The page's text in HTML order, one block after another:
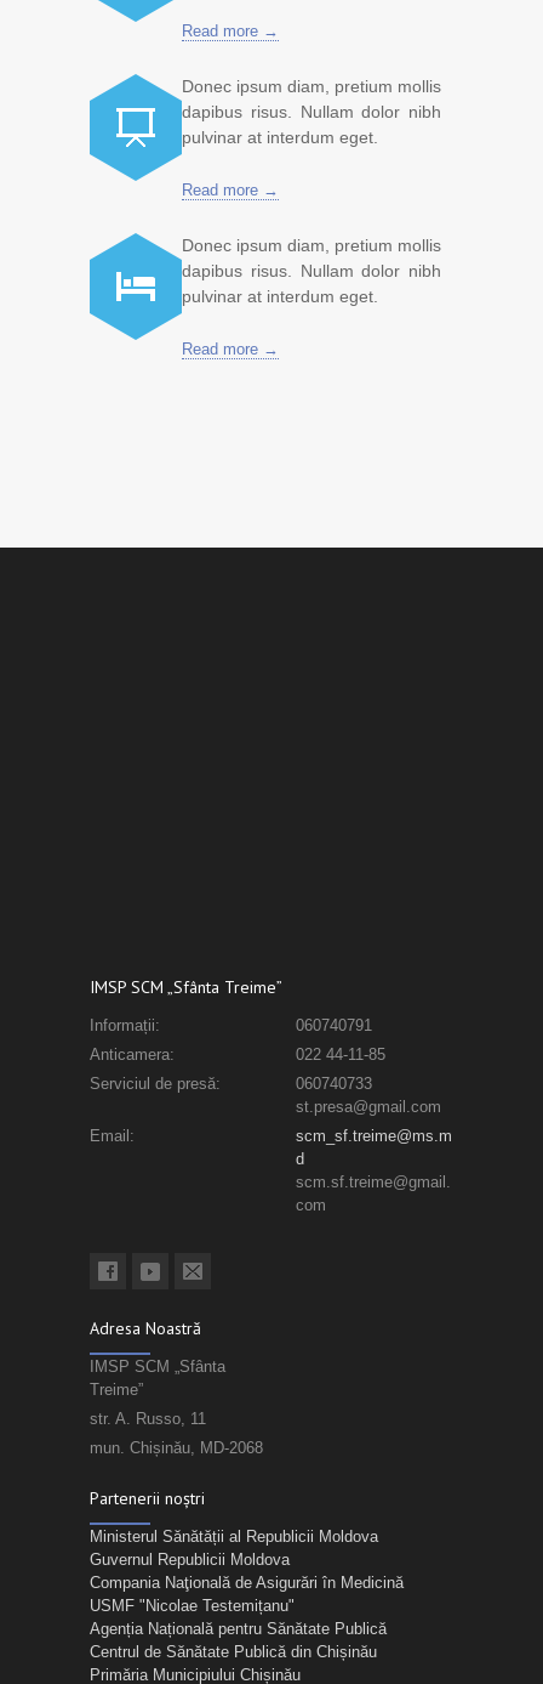
Read more →
Donec ipsum diam, pretium mollis
dapibus risus. Nullam dolor nibh
pulvinar at interdum eget.
Read more →
Donec ipsum diam, pretium mollis
dapibus risus. Nullam dolor nibh
pulvinar at interdum eget.
Read more →
IMSP SCM „Sfânta Treime”
Informații:
060740791
Anticamera:
022 44-11-85
Serviciul de presă:
060740733
st.presa@gmail.com
Email:
scm_sf.treime@ms.m
d
scm.sf.treime@gmail.
com
Adresa Noastră
IMSP SCM „Sfânta
Treime”
str. A. Russo, 11
mun. Chișinău, MD-2068
Partenerii noștri
Ministerul Sănătății al Republicii Moldova
Guvernul Republicii Moldova
Compania Naţională de Asigurări în Medicină
USMF "Nicolae Testemițanu"
Agenția Națională pentru Sănătate Publică
Centrul de Sănătate Publică din Chișinău
Primăria Municipiului Chișinău